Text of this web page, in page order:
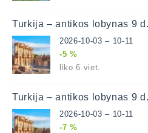
Turkija – antikos lobynas 9
2026-10-03 – 10-11
-5 %
liko 6 viet.
Turkija – antikos lobynas 9
2026-10-03 – 10-11
-7 %